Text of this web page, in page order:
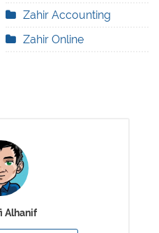
Zahir Accounting
Zahir Online
Alhanif